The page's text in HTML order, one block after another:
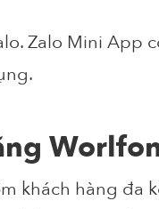
Zalo Mini App
khách hàng đa